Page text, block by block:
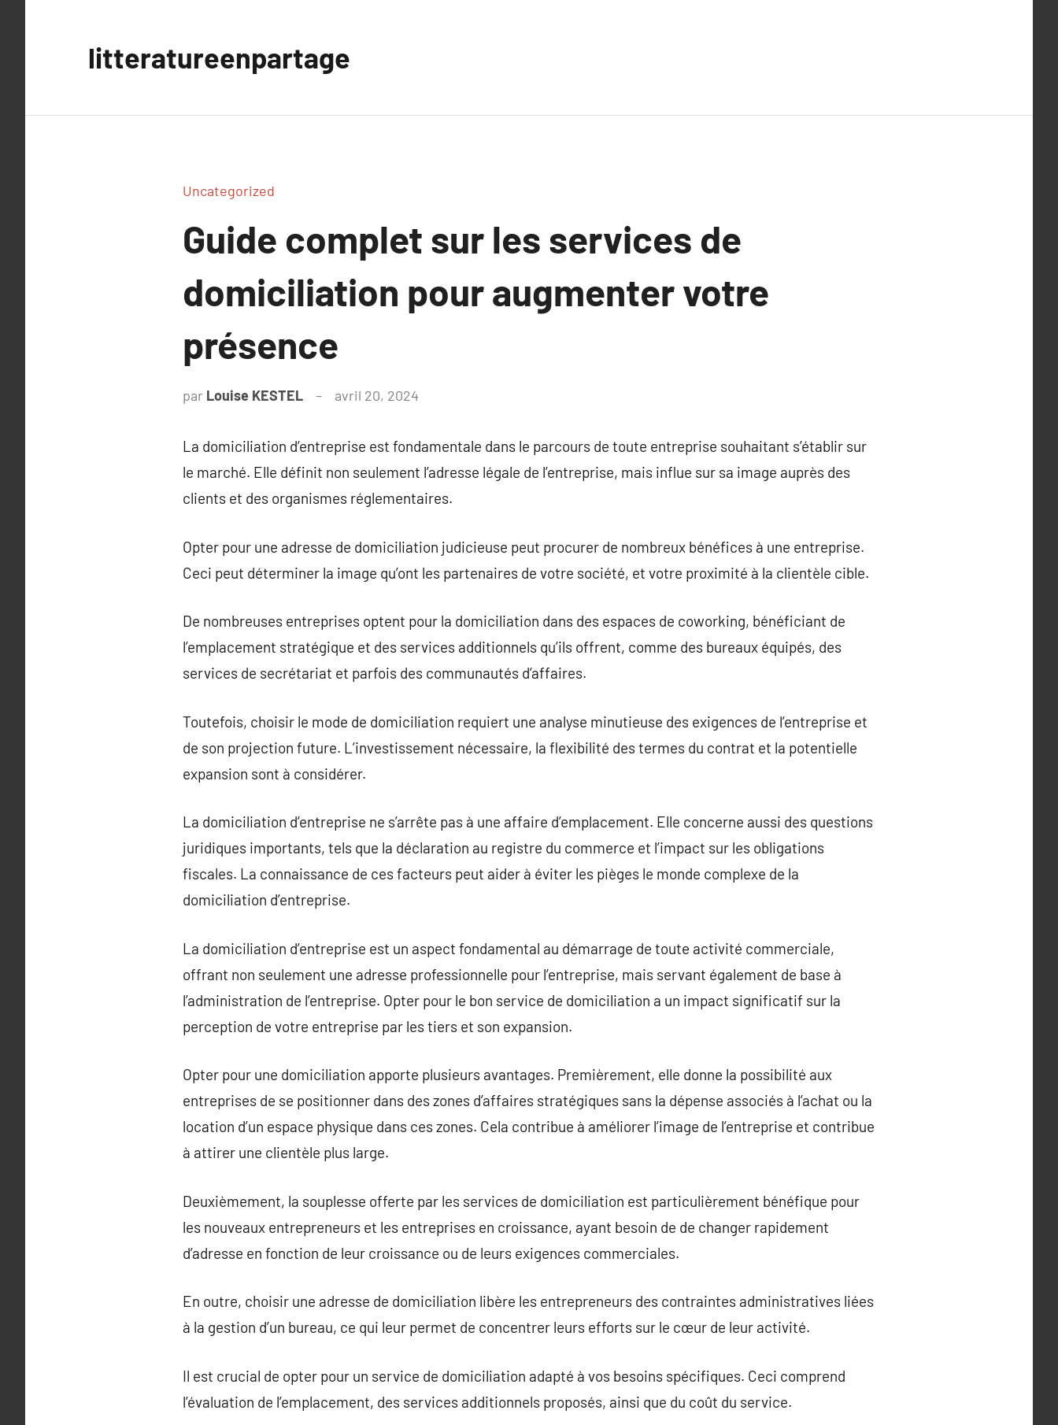
litteratureenpartage
Uncategorized
Guide complet sur les services de
domiciliation pour augmenter votre
présence
par Louise KESTEL avril 20, 2024
La domiciliation d’entreprise est fondamentale dans le parcours de toute entreprise souhaitant s’établir sur
le marché. Elle définit non seulement l’adresse légale de l’entreprise, mais influe sur sa image auprès des
clients et des organismes réglementaires.
Opter pour une adresse de domiciliation judicieuse peut procurer de nombreux bénéfices à une entreprise.
Ceci peut déterminer la image qu’ont les partenaires de votre société, et votre proximité à la clientèle cible.
De nombreuses entreprises optent pour la domiciliation dans des espaces de coworking, bénéficiant de
l’emplacement stratégique et des services additionnels qu’ils offrent, comme des bureaux équipés, des
services de secrétariat et parfois des communautés d’affaires.
Toutefois, choisir le mode de domiciliation requiert une analyse minutieuse des exigences de l’entreprise et
de son projection future. L’investissement nécessaire, la flexibilité des termes du contrat et la potentielle
expansion sont à considérer.
La domiciliation d’entreprise ne s’arrête pas à une affaire d’emplacement. Elle concerne aussi des questions
juridiques importants, tels que la déclaration au registre du commerce et l’impact sur les obligations
fiscales. La connaissance de ces facteurs peut aider à éviter les pièges le monde complexe de la
domiciliation d’entreprise.
La domiciliation d’entreprise est un aspect fondamental au démarrage de toute activité commerciale,
offrant non seulement une adresse professionnelle pour l’entreprise, mais servant également de base à
l’administration de l’entreprise. Opter pour le bon service de domiciliation a un impact significatif sur la
perception de votre entreprise par les tiers et son expansion.
Opter pour une domiciliation apporte plusieurs avantages. Premièrement, elle donne la possibilité aux
entreprises de se positionner dans des zones d’affaires stratégiques sans la dépense associés à l’achat ou la
location d’un espace physique dans ces zones. Cela contribue à améliorer l’image de l’entreprise et contribue
à attirer une clientèle plus large.
Deuxièmement, la souplesse offerte par les services de domiciliation est particulièrement bénéfique pour
les nouveaux entrepreneurs et les entreprises en croissance, ayant besoin de de changer rapidement
d’adresse en fonction de leur croissance ou de leurs exigences commerciales.
En outre, choisir une adresse de domiciliation libère les entrepreneurs des contraintes administratives liées
à la gestion d’un bureau, ce qui leur permet de concentrer leurs efforts sur le cœur de leur activité.
Il est crucial de opter pour un service de domiciliation adapté à vos besoins spécifiques. Ceci comprend
l’évaluation de l’emplacement, des services additionnels proposés, ainsi que du coût du service.